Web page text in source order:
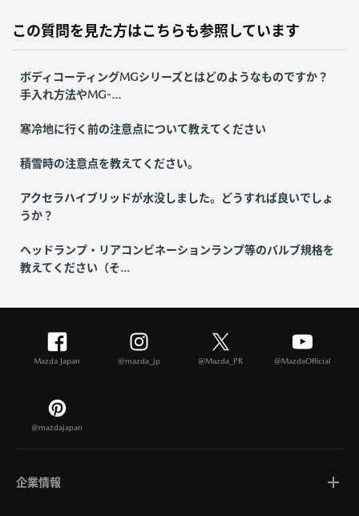
この質問を見た方はこちらも参照しています
ボディコーティングMGシリーズとはどのようなものですか？
手入れ方法やMG-...
寒冷地に行く前の注意点について教えてください
積雪時の注意点を教えてください。
アクセラハイブリッドが水没しました。どうすれば良いでしょ
うか？
ヘッドランプ・リアコンビネーションランプ等のバルブ規格を
教えてください（そ...
Mazda Japan @mazda_jp @Mazda_PR @MazdaOfficial
@mazdajapan
企業情報